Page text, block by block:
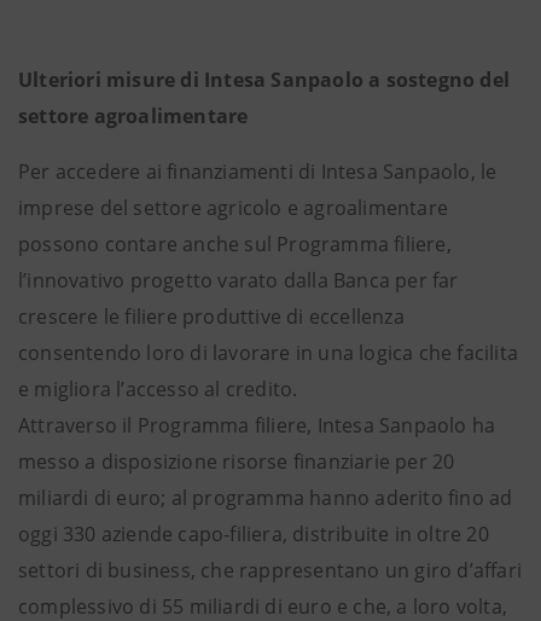
Ulteriori misure di Intesa Sanpaolo a sostegno del
settore agroalimentare
Per accedere ai finanziamenti di Intesa Sanpaolo, le
imprese del settore agricolo e agroalimentare
possono contare anche sul Programma filiere,
l’innovativo progetto varato dalla Banca per far
crescere le filiere produttive di eccellenza
consentendo loro di lavorare in una logica che facilita
e migliora l’accesso al credito.
Attraverso il Programma filiere, Intesa Sanpaolo ha
messo a disposizione risorse finanziarie per 20
miliardi di euro; al programma hanno aderito fino ad
oggi 330 aziende capo-filiera, distribuite in oltre 20
settori di business, che rappresentano un giro d’affari
complessivo di 55 miliardi di euro e che, a loro volta,